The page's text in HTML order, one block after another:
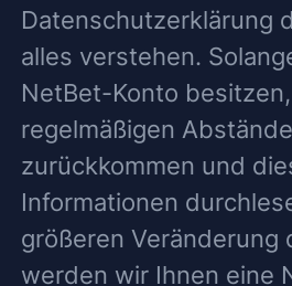
Datenschutzerklärung
alles verstehen.
NetBet-Konto
regelmäßigen
zurückkommen und
Informationen
größeren Veränderung
werden wir Ihnen eine